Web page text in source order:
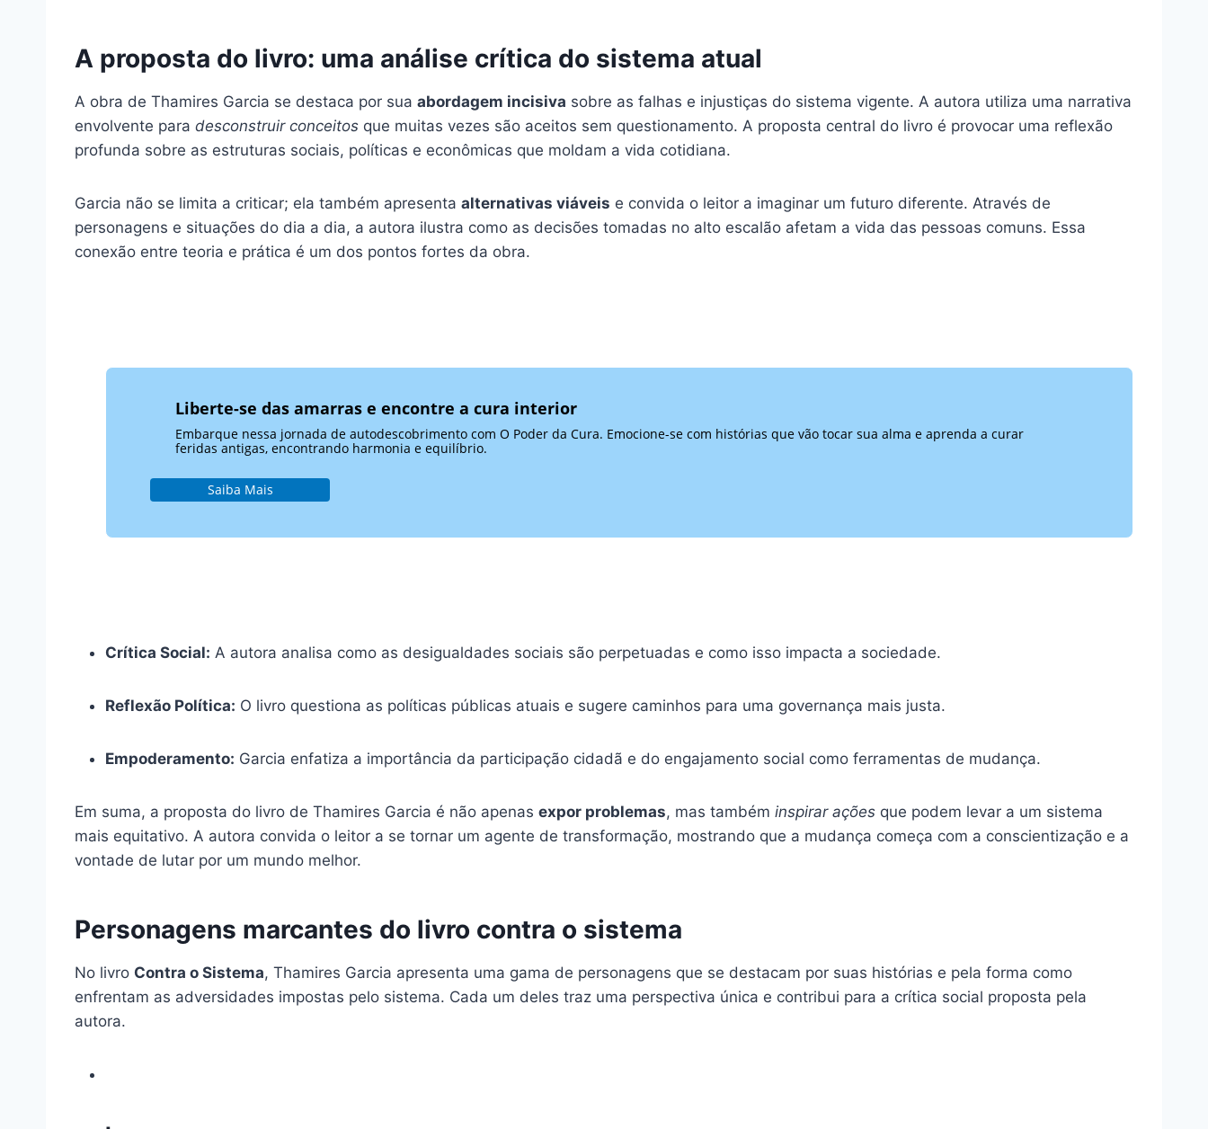
A proposta do livro: uma análise crítica do sistema atual
A obra de Thamires Garcia se destaca por sua abordagem incisiva sobre as falhas e injustiças do sistema vigente. A autora utiliza uma narrativa
envolvente para desconstruir conceitos que muitas vezes são aceitos sem questionamento. A proposta central do livro é provocar uma reflexão
profunda sobre as estruturas sociais, políticas e econômicas que moldam a vida cotidiana.
Garcia não se limita a criticar; ela também apresenta alternativas viáveis e convida o leitor a imaginar um futuro diferente. Através de
personagens e situações do dia a dia, a autora ilustra como as decisões tomadas no alto escalão afetam a vida das pessoas comuns. Essa
conexão entre teoria e prática é um dos pontos fortes da obra.
Liberte-se das amarras e encontre a cura interior
Embarque nessa jornada de autodescobrimento com O Poder da Cura. Emocione-se com histórias que vão tocar sua alma e aprenda a curar
feridas antigas, encontrando harmonia e equilíbrio.
Saiba Mais
Crítica Social: A autora analisa como as desigualdades sociais são perpetuadas e como isso impacta a sociedade.
Reflexão Política: O livro questiona as políticas públicas atuais e sugere caminhos para uma governança mais justa.
Empoderamento: Garcia enfatiza a importância da participação cidadã e do engajamento social como ferramentas de mudança.
Em suma, a proposta do livro de Thamires Garcia é não apenas expor problemas, mas também inspirar ações que podem levar a um sistema
mais equitativo. A autora convida o leitor a se tornar um agente de transformação, mostrando que a mudança começa com a conscientização e a
vontade de lutar por um mundo melhor.
Personagens marcantes do livro contra o sistema
No livro Contra o Sistema, Thamires Garcia apresenta uma gama de personagens que se destacam por suas histórias e pela forma como
enfrentam as adversidades impostas pelo sistema. Cada um deles traz uma perspectiva única e contribui para a crítica social proposta pela
autora.